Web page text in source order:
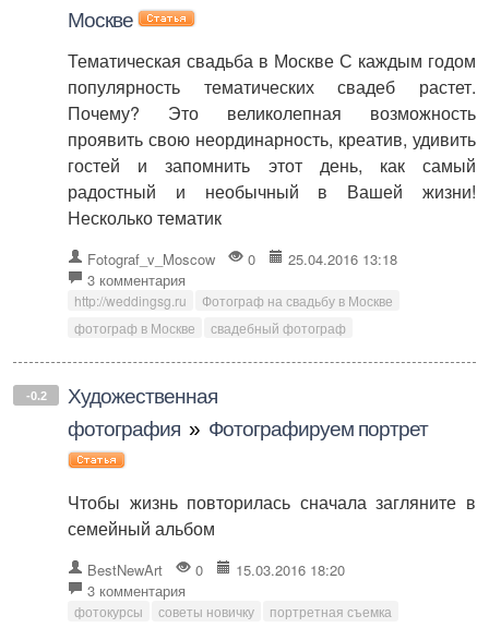
Москве
Тематическая свадьба в Москве С каждым годом
популярность тематических свадеб растет.
Почему? Это великолепная возможность
проявить свою неординарность, креатив, удивить
гостей и запомнить этот день, как самый
радостный и необычный в Вашей жизни!
Несколько тематик
Fotograf_v_Moscow 0
25.04.2016 13:18
3 комментария
http://weddingsg.ru
Фотограф на свадьбу в Москве
фотограф в Москве
свадебный фотограф
-0.2
Художественная
фотография » Фотографируем портрет
Чтобы жизнь повторилась сначала загляните в
семейный альбом
BestNewArt 0
15.03.2016 18:20
3 комментария
фотокурсы советы новичку портретная съемка